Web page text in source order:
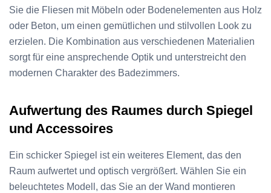
Sie die Fliesen mit Möbeln oder Bodenelementen aus Holz
oder Beton, um einen gemütlichen und stilvollen Look zu
erzielen. Die Kombination aus verschiedenen Materialien
sorgt für eine ansprechende Optik und unterstreicht den
modernen Charakter des Badezimmers.
Aufwertung des Raumes durch Spiegel
und Accessoires
Ein schicker Spiegel ist ein weiteres Element, das den
Raum aufwertet und optisch vergrößert. Wählen Sie ein
beleuchtetes Modell, das Sie an der Wand montieren